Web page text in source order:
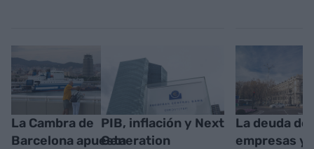
La Cambra de
Barcelona apuesta
PIB, inflación y Next
Generation
La deuda de
empresas y